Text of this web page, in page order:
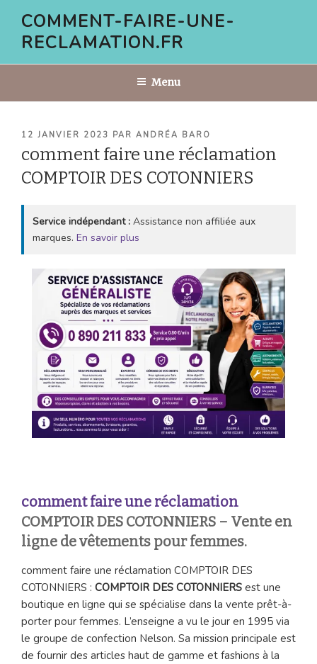
contenu
COMMENT-FAIRE-UNE-
RECLAMATION.FR
Menu
PUBLIÉ
12 JANVIER 2023 PAR ANDRÉA BARO
comment faire une réclamation
COMPTOIR DES COTONNIERS
Service indépendant : Assistance non affiliée aux
marques. En savoir plus
comment faire une réclamation
COMPTOIR DES COTONNIERS – Vente en
ligne de vêtements pour femmes.
comment faire une réclamation COMPTOIR DES
COTONNIERS : COMPTOIR DES COTONNIERS est une
boutique en ligne qui se spécialise dans la vente prêt-à-
porter pour femmes. L’enseigne a vu le jour en 1995 via
le groupe de confection Nelson. Sa mission principale est
de fournir des articles haut de gamme et fashions à la